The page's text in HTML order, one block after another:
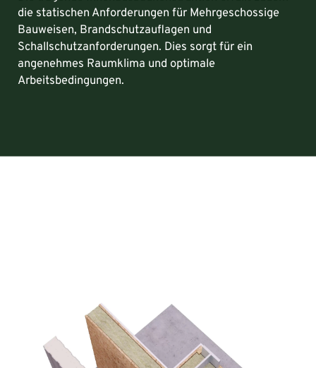
die statischen Anforderungen für Mehrgeschossige
Bauweisen, Brandschutzauflagen und
Schallschutzanforderungen. Dies sorgt für ein
angenehmes Raumklima und optimale
Arbeitsbedingungen.